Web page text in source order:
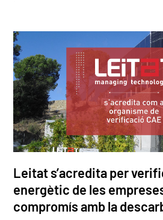
Leitat s’acredita per
energètic de les
compromís amb la